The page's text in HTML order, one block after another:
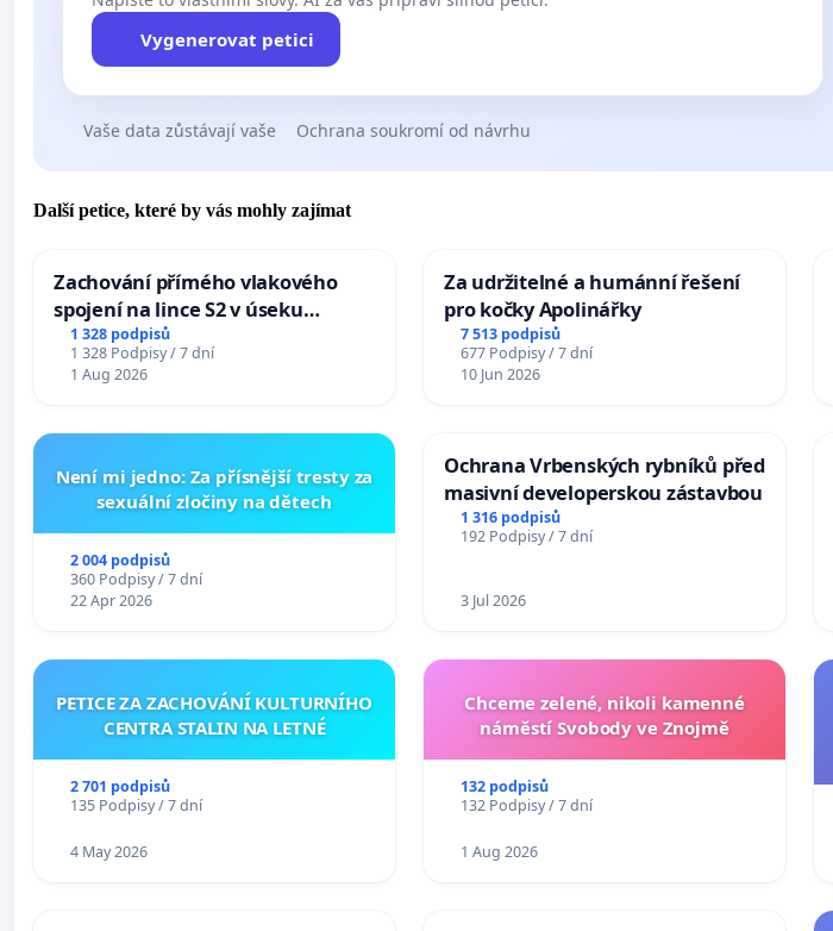
Vygenerovat petici
Vaše data zůstávají vaše Ochrana soukromí od návrhu
Další petice, které by vás mohly zajímat
Zachování přímého vlakového
spojení na lince S2 v úseku
Ostrava – Bohumín – Karviná –
Mosty u Jablunkova
1 328 podpisů
1 328 Podpisy / 7 dní
1 Aug 2026
Za udržitelné a humánní řešení
pro kočky Apolinářky
7 513 podpisů
677 Podpisy / 7 dní
10 Jun 2026
Není mi jedno: Za přísnější tresty za
sexuální zločiny na dětech
2 004 podpisů
360 Podpisy / 7 dní
22 Apr 2026
Ochrana Vrbenských rybníků před
masivní developerskou zástavbou
1 316 podpisů
192 Podpisy / 7 dní
3 Jul 2026
PETICE ZA ZACHOVÁNÍ KULTURNÍHO
CENTRA STALIN NA LETNÉ
2 701 podpisů
135 Podpisy / 7 dní
4 May 2026
Chceme zelené, nikoli kamenné
náměstí Svobody ve Znojmě
132 podpisů
132 Podpisy / 7 dní
1 Aug 2026